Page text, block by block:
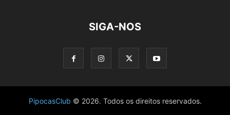
SIGA-NOS
PipocasClub © 2026. Todos os direitos reservados.